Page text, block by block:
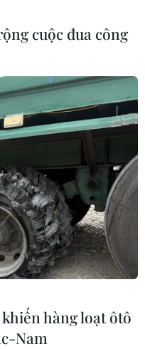
26/2.
cuộc đua công
hàng loạt ôtô
Nam